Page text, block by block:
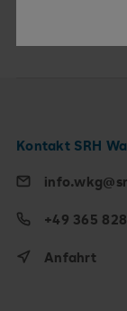
Kontakt SRH
+49 365
Anfahrt